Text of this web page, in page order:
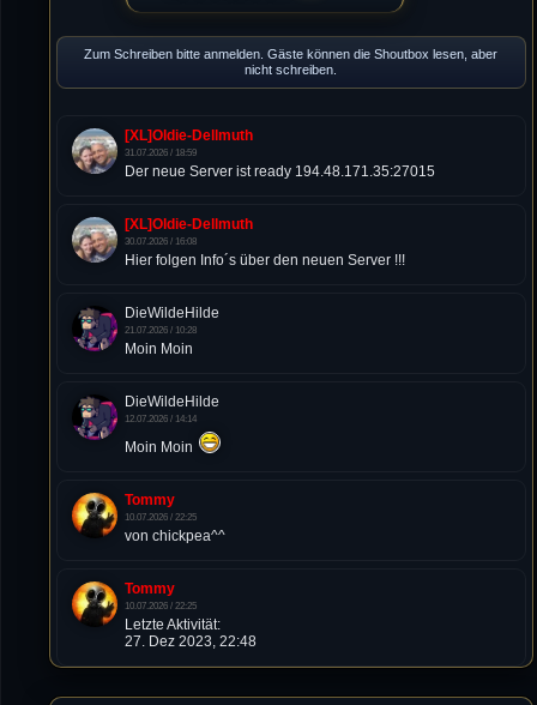
Zum Schreiben bitte anmelden. Gäste können die Shoutbox lesen, aber
nicht schreiben.
[XL]Oldie-Dellmuth
31.07.2026 / 18:59
Der neue Server ist ready 194.48.171.35:27015
[XL]Oldie-Dellmuth
30.07.2026 / 16:08
Hier folgen Info´s über den neuen Server !!!
DieWildeHilde
21.07.2026 / 10:28
Moin Moin
DieWildeHilde
12.07.2026 / 14:14
Moin Moin
Tommy
10.07.2026 / 22:25
von chickpea^^
Tommy
10.07.2026 / 22:25
Letzte Aktivität:
27. Dez 2023, 22:48
DieWildeHilde